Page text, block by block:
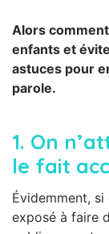
Alors
enfants et
astuces pour
parole.
1. On
le fait
Évidemment,
exposé à faire